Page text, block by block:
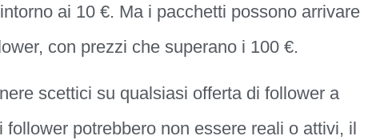
ai 10 €. Ma i pacchetti possono arrivare
con prezzi che superano i 100 €.
scettici su qualsiasi offerta di follower a
potrebbero non essere reali o attivi, il